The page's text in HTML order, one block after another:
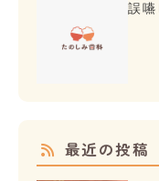
誤嚥
最近の投稿